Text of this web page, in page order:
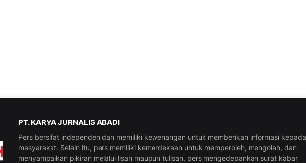
PT. KARYA JURNALIS ABADI
Pers bersifat independen dan memiliki kewenangan untuk memberikan informasi kepada
masyarakat. Selain itu, pers memiliki kemerdekaan untuk memperoleh, mengolah, dan
menyampaikan pikiran melalui lisan maupun tulisan, pers mengedepankan surat kabar